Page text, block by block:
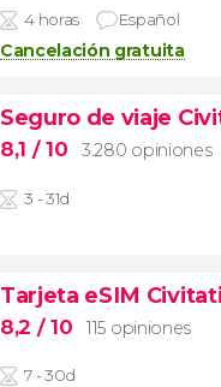
4 horas Español
Cancelación gratuita
Seguro de viaje
8,1 / 10 3.280 opiniones
3 - 31d
Tarjeta eSIM
8,2 / 10 115 opiniones
7 - 30d